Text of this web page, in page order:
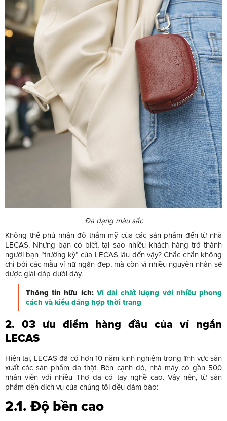
Đa dạng màu sắc
Không thể phủ nhận độ thẩm mỹ của các sản phẩm đến từ nhà
LECAS. Nhưng bạn có biết, tại sao nhiều khách hàng trở thành
người bạn “trường kỳ” của LECAS lâu đến vậy? Chắc chắn không
chỉ bởi các mẫu ví nữ ngắn đẹp, mà còn vì nhiều nguyên nhân sẽ
được giải đáp dưới đây.
Thông tin hữu ích: Ví dài chất lượng với nhiều phong
cách và kiểu dáng hợp thời trang
2. 03 ưu điểm hàng đầu của ví ngắn
LECAS
Hiện tại, LECAS đã có hơn 10 năm kinh nghiệm trong lĩnh vực sản
xuất các sản phẩm da thật. Bên cạnh đó, nhà máy có gần 500
nhân viên với nhiều Thợ da có tay nghề cao. Vậy nên, từ sản
phẩm đến dịch vụ của chúng tôi đều đảm bảo:
2.1. Độ bền cao